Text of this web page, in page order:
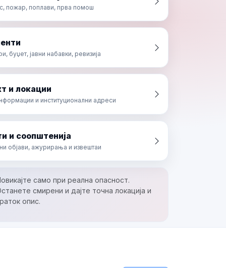
пожар, поплави, прва помош
буџет, јавни набавки, ревизија
и локации
и институционални адреси
и соопштенија
објави, ажурирања и извештаи
само при реална опасност.
смирени и дајте точна локација и
опис.